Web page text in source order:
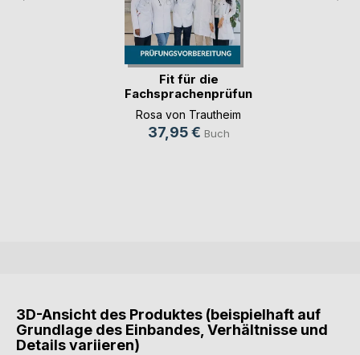
Fit für die
Fachsprachenprüfung
Me(...)
Rosa von Trautheim
37,95 € Buch
3D-Ansicht des Produktes (beispielhaft auf
Grundlage des Einbandes, Verhältnisse und
Details variieren)